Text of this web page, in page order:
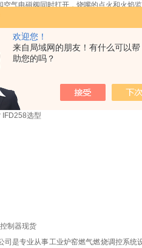
欢迎您！
来自局域网的朋友！有什么可以帮
助您的吗？
气电磁阀同时打开，烧嘴的点火和火焰
蝶阀开到点火位置，烧嘴在低负荷下点
/小火/关闭。烧嘴在小火状态下点燃，等
选型
制器现货
司是专业从事工业炉窑燃气燃烧调控系